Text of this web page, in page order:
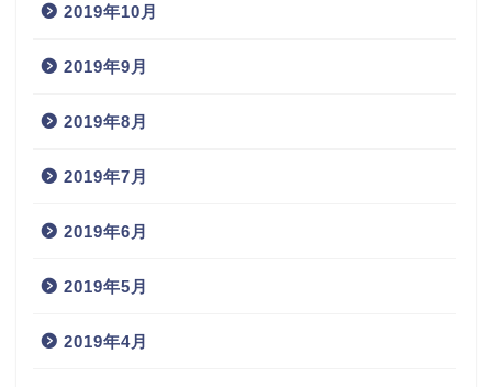
2019年10月
2019年9月
2019年8月
2019年7月
2019年6月
2019年5月
2019年4月